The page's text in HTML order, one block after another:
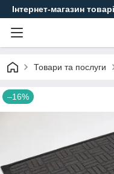
Інтернет-магазин
Товари та послуги
–16%